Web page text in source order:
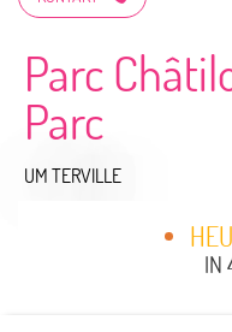
Parc
Parc
UM TERVILLE
IN